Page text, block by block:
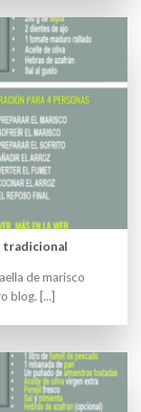
tradicional
de marisco
blog. [...]